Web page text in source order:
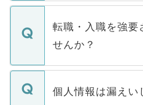
ます。通常、5営業
いただきますので、
マイナビDOCTOR
うち約3割は、Web
けない「非公開求人
下記の理由によって
ません。
■応募殺到を避ける
転職・入職を強要
せんか？
転職・入職を強要す
ん。また、仮に応募
個人情報は漏えい